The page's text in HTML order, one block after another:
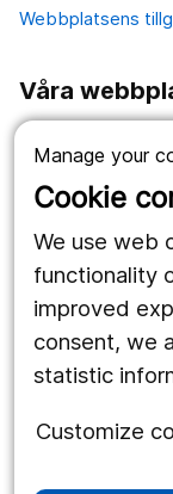
Manage your
Cookie
We use web
functionality
improved
consent, we
statistic
Customize
Webbplatsens
Våra
Länstrafiken
Region Örebro län
Följ oss
Facebook